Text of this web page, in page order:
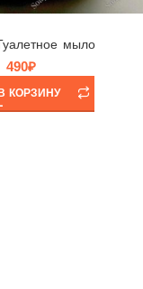
мыло
490₽
В КОРЗИНУ